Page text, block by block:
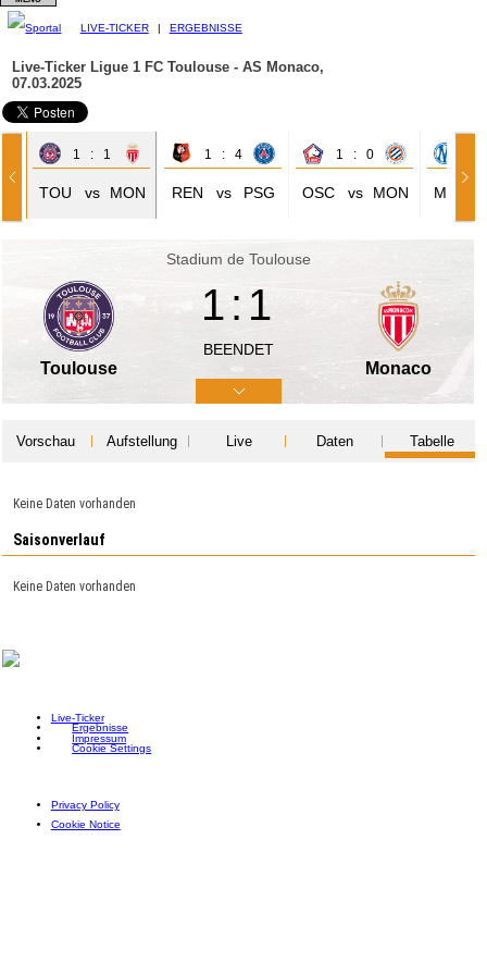
LIVE-TICKER | ERGEBNISSE
Live-Ticker Ligue 1 FC Toulouse - AS Monaco,
07.03.2025
1 : 1
TOU vs MON
1 : 4
REN vs PSG
1 : 0
OSC vs MON MAR
Stadium de Toulouse
Toulouse
1:1
BEENDET
Monaco
Vorschau Aufstellung Live Daten Tabelle
Keine Daten vorhanden
Saisonverlauf
Keine Daten vorhanden
Live-Ticker
Ergebnisse
Impressum
Cookie Settings
Privacy Policy
Cookie Notice